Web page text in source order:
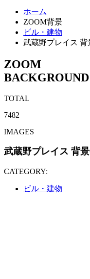
ホーム
ZOOM背景
ビル・建物
武蔵野プレイス 背
ZOOM
BACKGROUND
TOTAL
7482
IMAGES
武蔵野プレイス 背
CATEGORY:
ビル・建物